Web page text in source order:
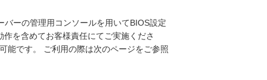
ーの管理用コンソールを用いてBIOS設定
を含めてお客様責任にてご実施くださ
能です。 ご利用の際は次のページをご参照